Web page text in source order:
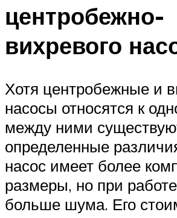
центробежно-
вихревого
Хотя центробежные и
насосы относятся к
между ними
определенные
насос имеет более
размеры, но при
больше шума. Его